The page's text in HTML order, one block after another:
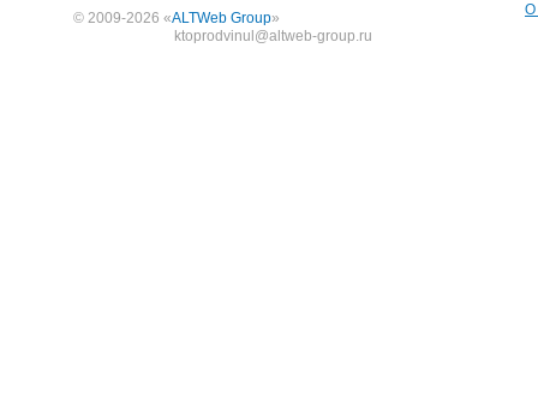
© 2009-2026 «ALTWeb Group»
ktoprodvinul@altweb-group.ru
О